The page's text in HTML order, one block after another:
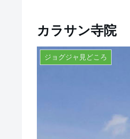
カラサン寺院
ジョグジャ見どころ